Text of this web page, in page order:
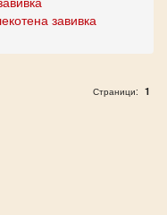
завивка
Страници: 1